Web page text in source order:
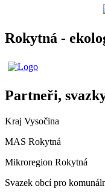
Rokytná -
Partneři,
Kraj Vysočina
MAS Rokytná
Mikroregion Rokytná
Svazek obcí pro